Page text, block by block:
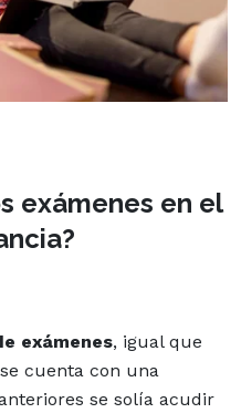
exámenes en el
exámenes, igual que
cuenta con una
se solía acudir